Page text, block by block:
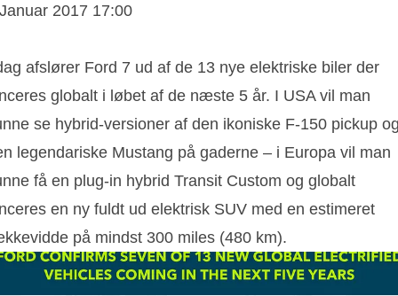
2017 17:00
afslører Ford 7 ud af de 13 nye elektriske biler der
globalt i løbet af de næste 5 år. I USA vil man
se hybrid-versioner af den ikoniske F-150 pickup
legendariske Mustang på gaderne – i Europa vil man
få en plug-in hybrid Transit Custom og globalt
en ny fuldt ud elektrisk SUV med en estimeret
på mindst 300 miles (480 km).